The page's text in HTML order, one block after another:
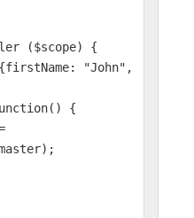
($scope) {
"John",
{